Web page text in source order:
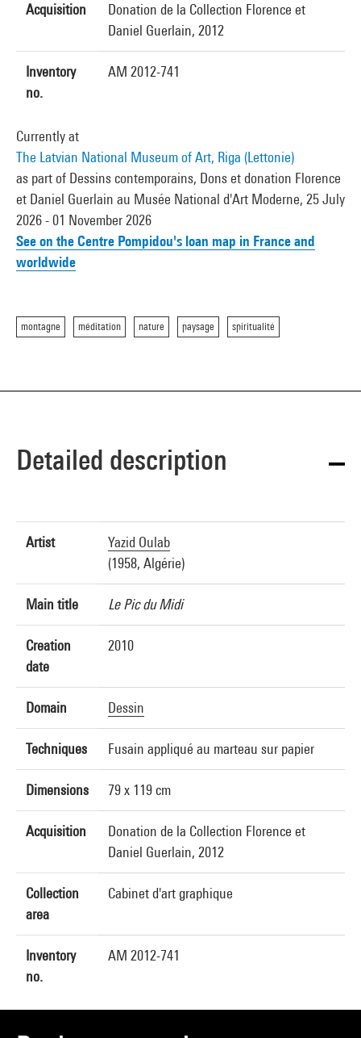
Acquisition
Donation de la Collection Florence et
Daniel Guerlain, 2012
Inventory
no.
AM 2012-741
Currently at
The Latvian National Museum of Art, Riga (Lettonie)
as part of Dessins contemporains, Dons et donation Florence
et Daniel Guerlain au Musée National d'Art Moderne, 25 July
2026 - 01 November 2026
See on the Centre Pompidou's loan map in France and
worldwide
montagne méditation nature paysage spiritualité
Detailed description
Artist
Yazid Oulab
(1958, Algérie)
Main title Le Pic du Midi
Creation
date
2010
Domain Dessin
Techniques Fusain appliqué au marteau sur papier
Dimensions 79 x 119 cm
Acquisition
Donation de la Collection Florence et
Daniel Guerlain, 2012
Collection
area
Cabinet d'art graphique
Inventory
no.
AM 2012-741